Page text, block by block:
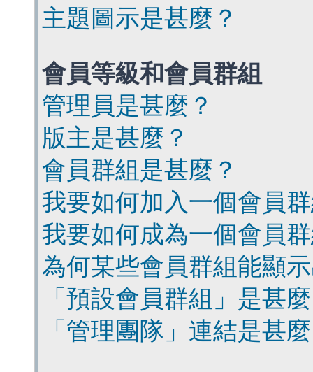
主題圖示是甚麼？
會員等級和會員群組
管理員是甚麼？
版主是甚麼？
會員群組是甚麼？
我要如何加入一個會員
我要如何成為一個會員
為何某些會員群組能顯
「預設會員群組」是甚
「管理團隊」連結是甚